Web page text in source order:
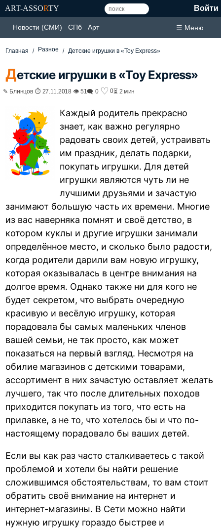
ART-ASSORTY Войти
Новости (СМИ) СПб Арт ☰ Меню
Главная Разное Детские игрушки в «Toy Express»
Детские игрушки в «Toy Express»
✎ Блинцов ⏱ 27.11.2018 👁 51🗨 0 ♡ 0⏳ 2 мин
Каждый родитель прекрасно
знает, как важно регулярно
радовать своих детей, устраивать
им праздник, делать подарки,
покупать игрушки. Для детей
игрушки являются чуть ли не
лучшими друзьями и зачастую
занимают большую часть их времени. Многие
из вас наверняка помнят и своё детство, в
котором куклы и другие игрушки занимали
определённое место, и сколько было радости,
когда родители дарили вам новую игрушку,
которая оказывалась в центре внимания на
долгое время. Однако также ни для кого не
будет секретом, что выбрать очередную
красивую и весёлую игрушку, которая
порадовала бы самых маленьких членов
вашей семьи, не так просто, как может
показаться на первый взгляд. Несмотря на
обилие магазинов с детскими товарами,
ассортимент в них зачастую оставляет желать
лучшего, так что после длительных походов
приходится покупать из того, что есть на
прилавке, а не то, что хотелось бы и что по-
настоящему порадовало бы ваших детей.
Если вы как раз часто сталкиваетесь с такой
проблемой и хотели бы найти решение
сложившимся обстоятельствам, то вам стоит
обратить своё внимание на интернет и
интернет-магазины. В Сети можно найти
нужную игрушку гораздо быстрее и